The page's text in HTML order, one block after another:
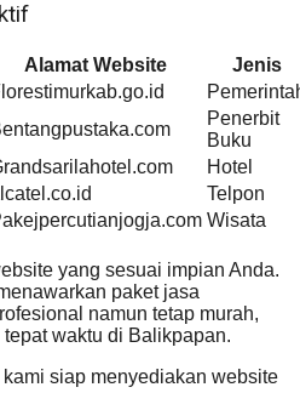
Alamat Website
Jenis
Penerbit
Buku
Hotel
Telpon
Wisata
yang sesuai impian Anda.
paket jasa
namun tetap murah,
waktu di Balikpapan.
siap menyediakan website